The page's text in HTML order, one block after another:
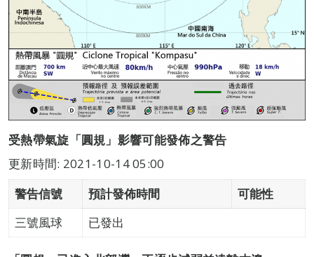
受熱帶氣旋「圓規」影響可能發佈之警告
更新時間: 2021-10-14 05:00
警告信號
預計發佈時間
可能性
三號風球
已發出